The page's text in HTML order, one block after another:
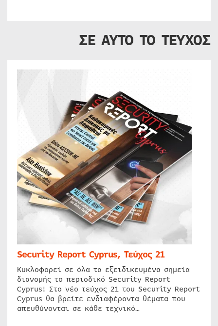
ΣΕ ΑΥΤΟ ΤΟ ΤΕΥΧΟΣ
Security Report Cyprus, Τεύχος 21
Κυκλοφορεί σε όλα τα εξειδικευμένα σημεία
διανομής το περιοδικό Security Report
Cyprus! Στο νέο τεύχος 21 του Security Report
Cyprus θα βρείτε ενδιαφέροντα θέματα που
απευθύνονται σε κάθε τεχνικό…